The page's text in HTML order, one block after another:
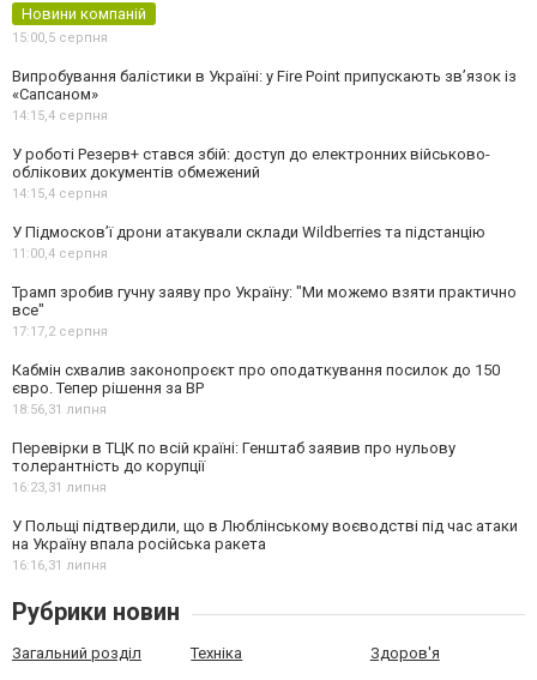
Новини компаній
15:00,5 серпня
Випробування балістики в Україні: у Fire Point припускають зв’язок із
«Сапсаном»
14:15,4 серпня
У роботі Резерв+ стався збій: доступ до електронних військово-
облікових документів обмежений
14:15,4 серпня
У Підмосков’ї дрони атакували склади Wildberries та підстанцію
11:00,4 серпня
Трамп зробив гучну заяву про Україну: "Ми можемо взяти практично
все"
17:17,2 серпня
Кабмін схвалив законопроєкт про оподаткування посилок до 150
євро. Тепер рішення за ВР
18:56,31 липня
Перевірки в ТЦК по всій країні: Генштаб заявив про нульову
толерантність до корупції
16:23,31 липня
У Польщі підтвердили, що в Люблінському воєводстві під час атаки
на Україну впала російська ракета
16:16,31 липня
Рубрики новин
Загальний розділ Техніка Здоров'я